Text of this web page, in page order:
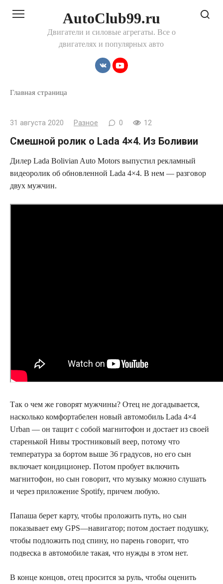
AutoClub99.ru
Двигатели и силовые агрегаты. Все о
двигателях и популярных авто
Главная страница
31 августа 2020 Разное 0 12
Смешной ролик о Lada 4×4. Из Боливии
Дилер Lada Bolivian Auto Motors выпустил рекламный
видеоролик об обновленной Lada 4×4. В нем — разговор
двух мужчин.
Так о чем же говорят мужчины? Отец не догадывается,
насколько комфортабелен новый автомобиль Lada 4×4
Urban — он тащит с собой магнитофон и достает из своей
старенькой Нивы тростниковый веер, потому что
температура за бортом выше 36 градусов, но его сын
включает кондиционер. Потом пробует включить
магнитофон, но сын говорит, что музыку можно слушать
и через приложение Spotify, причем любую.
Папаша берет карту, чтобы проложить путь, но сын
показывает ему GPS—навигатор; потом достает подушку,
чтобы подложить под спину, но парень говорит, что
подвеска в автомобиле такая, что нужды в этом нет.
В конце концов, отец просится за руль, чтобы оценить